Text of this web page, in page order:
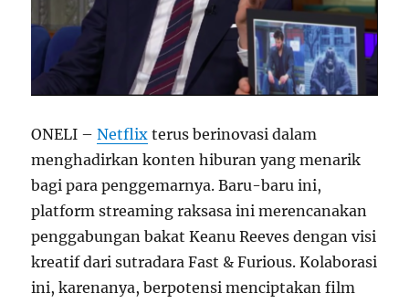
ONELI –Netflix terus berinovasi dalam
menghadirkan konten hiburan yang menarik
bagi para penggemarnya. Baru-baru ini,
platform streaming raksasa ini merencanakan
penggabungan bakat Keanu Reeves dengan visi
kreatif dari sutradara Fast & Furious. Kolaborasi
ini, karenanya, berpotensi menciptakan film